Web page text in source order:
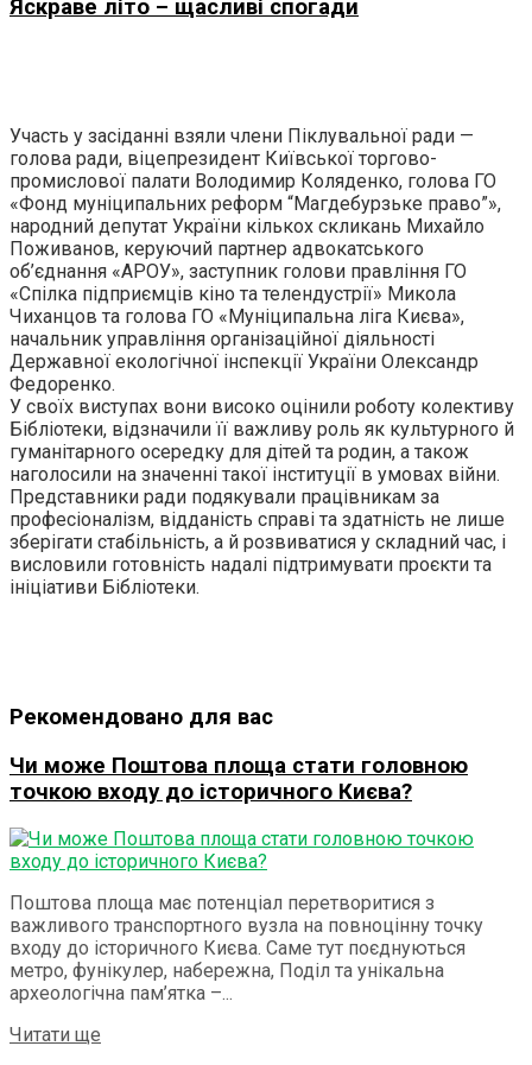
Яскраве літо – щасливі спогади
Участь у засіданні взяли члени Піклувальної ради —
голова ради, віцепрезидент Київської торгово-
промислової палати Володимир Коляденко, голова ГО
«Фонд муніципальних реформ “Магдебурзьке право”»,
народний депутат України кількох скликань Михайло
Поживанов, керуючий партнер адвокатського
об’єднання «АРОУ», заступник голови правління ГО
«Спілка підприємців кіно та телендустрії» Микола
Чиханцов та голова ГО «Муніципальна ліга Києва»,
начальник управління організаційної діяльності
Державної екологічної інспекції України Олександр
Федоренко.
У своїх виступах вони високо оцінили роботу колективу
Бібліотеки, відзначили її важливу роль як культурного й
гуманітарного осередку для дітей та родин, а також
наголосили на значенні такої інституції в умовах війни.
Представники ради подякували працівникам за
професіоналізм, відданість справі та здатність не лише
зберігати стабільність, а й розвиватися у складний час, і
висловили готовність надалі підтримувати проєкти та
ініціативи Бібліотеки.
Рекомендовано для вас
Чи може Поштова площа стати головною
точкою входу до історичного Києва?
Поштова площа має потенціал перетворитися з
важливого транспортного вузла на повноцінну точку
входу до історичного Києва. Саме тут поєднуються
метро, фунікулер, набережна, Поділ та унікальна
археологічна пам’ятка –...
Читати ще